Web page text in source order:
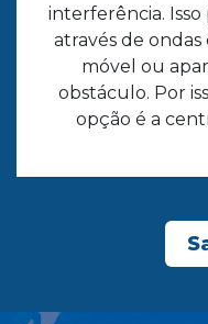
interferência.
através de
móvel ou
obstáculo. Por
opção é a